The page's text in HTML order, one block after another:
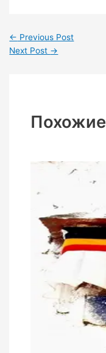
← Previous Post
Next Post →
Похожие